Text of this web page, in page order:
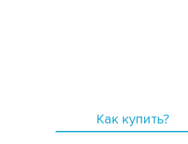
Как купить?